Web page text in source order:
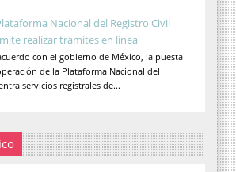
Nacional del Registro Civil
realizar trámites en línea
con el gobierno de México, la puesta
de la Plataforma Nacional del
servicios registrales de...